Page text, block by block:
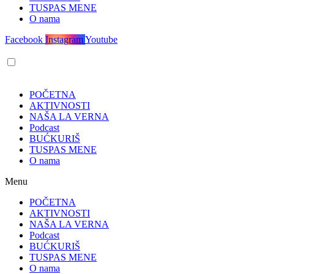
TUSPAS MENE
O nama
Facebook InstagramYoutube
POČETNA
AKTIVNOSTI
NAŠA LA VERNA
Podcast
BUĆKURIŠ
TUSPAS MENE
O nama
Menu
POČETNA
AKTIVNOSTI
NAŠA LA VERNA
Podcast
BUĆKURIŠ
TUSPAS MENE
O nama